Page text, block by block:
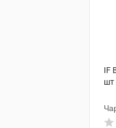
IF
шт